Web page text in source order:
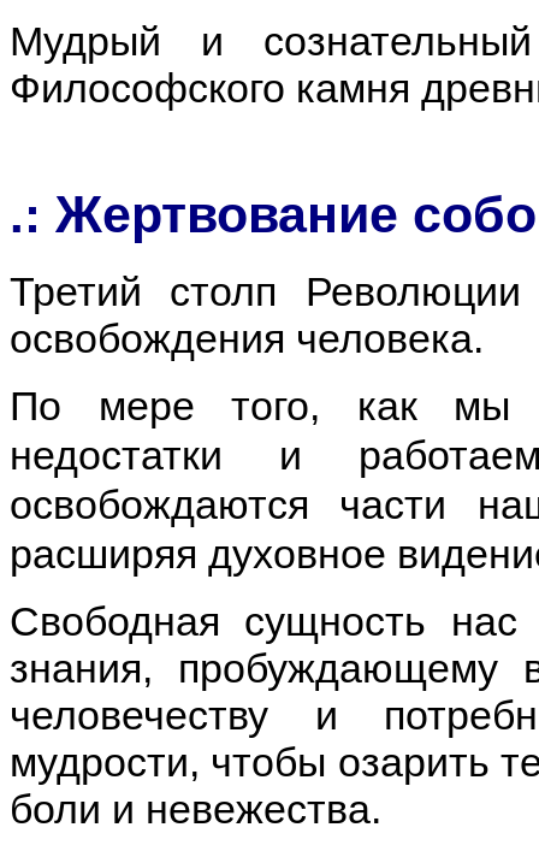
Мудрый и
Философского камня
.: Жертвование
Третий столп
освобождения человека.
По мере того, как мы
недостатки и
освобождаются части
расширяя духовное
Свободная сущность
знания,
человечеству и
мудрости, чтобы озарить
боли и невежества.